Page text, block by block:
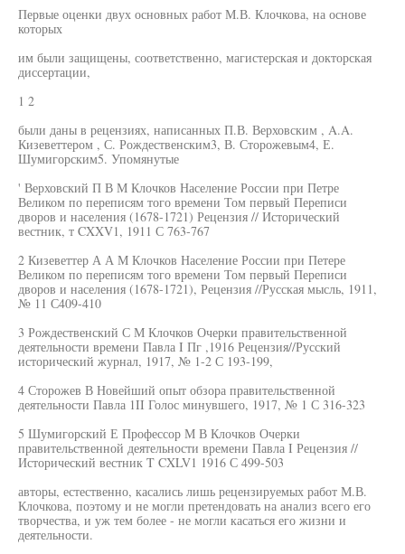
Первые оценки двух основных работ М.В. Клочкова, на основе
которых
им были защищены, соответственно, магистерская и докторская
диссертации,
1 2
были даны в рецензиях, написанных П.В. Верховским , A.A.
Кизеветтером , С. Рождественским3, В. Сторожевым4, Е.
Шумигорским5. Упомянутые
' Верховский П В М Клочков Население России при Петре
Великом по переписям того времени Том первый Переписи
дворов и населения (1678-1721) Рецензия // Исторический
вестник, т CXXV1, 1911 С 763-767
2 Кизеветтер А А М Клочков Население России при Петере
Великом по переписям того времени Том первый Переписи
дворов и населения (1678-1721), Рецензия //Русская мысль, 1911,
№ 11 С409-410
3 Рождественский С М Клочков Очерки правительственной
деятельности времени Павла I Пг ,1916 Рецензия//Русский
исторический журнал, 1917, № 1-2 С 193-199,
4 Сторожев В Новейший опыт обзора правительственной
деятельности Павла 1II Голос минувшего, 1917, № 1 С 316-323
5 Шумигорский Е Профессор М В Клочков Очерки
правительственной деятельности времени Павла I Рецензия //
Исторический вестник T CXLV1 1916 С 499-503
авторы, естественно, касались лишь рецензируемых работ М.В.
Клочкова, поэтому и не могли претендовать на анализ всего его
творчества, и уж тем более - не могли касаться его жизни и
деятельности.